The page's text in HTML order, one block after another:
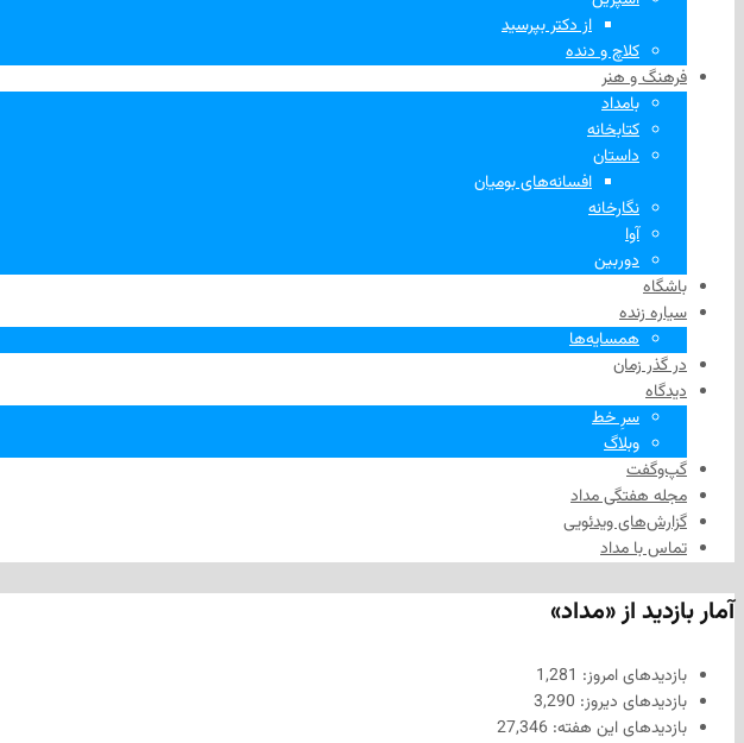
از دکتر بپرسید
کلاچ و دنده
فرهنگ و هنر
بامداد
کتابخانه
داستان
افسانه‌های بومیان
نگارخانه
آوا
دوربین
باشگاه
سیاره زنده
همسایه‌ها
در گذر زمان
دیدگاه
سرِ خط
وبلاگ
گپ‌وگفت
مجله هفتگی مداد
گزارش‌های ویدئویی
تماس با مداد
آمار بازدید از «مداد»
بازدیدهای امروز: 1,281
بازدیدهای دیروز: 3,290
بازدیدهای این هفته: 27,346